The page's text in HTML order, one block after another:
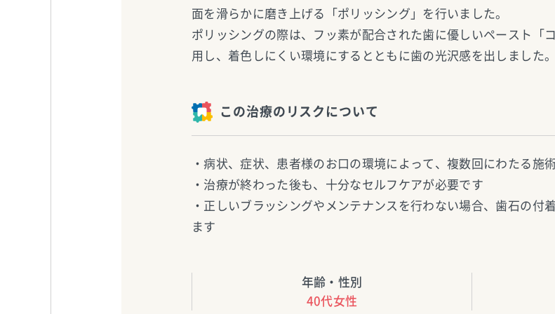
面を滑らかに磨き上げる「ポリッシング」を行いました。
ポリッシングの際は、フッ素が配合された歯に優しいペースト「
用し、着色しにくい環境にするとともに歯の光沢感を出しました。
この治療のリスクについて
・病状、症状、患者様のお口の環境によって、複数回にわたる施
・治療が終わった後も、十分なセルフケアが必要です
・正しいブラッシングやメンテナンスを行わない場合、歯石の付
ます
年齢・性別
40代女性